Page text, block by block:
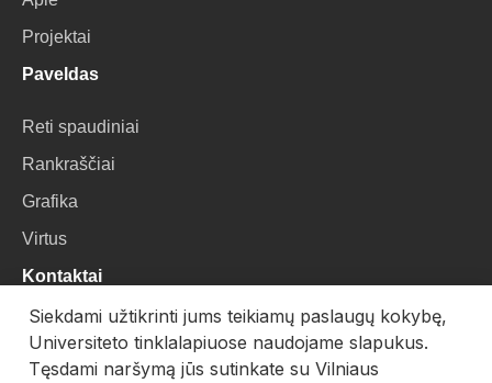
Projektai
Paveldas
Reti spaudiniai
Rankraščiai
Grafika
Virtus
Kontaktai
VU Biblioteka
Universiteto g. 3, LT-01122, Vilnius
Siekdami užtikrinti jums teikiamų paslaugų kokybę,
Universiteto tinklalapiuose naudojame slapukus.
Tęsdami naršymą jūs sutinkate su Vilniaus